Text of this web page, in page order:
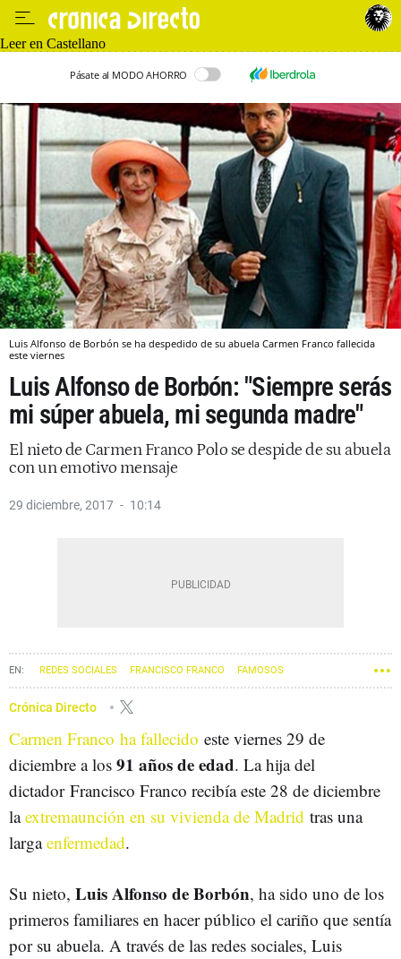
Leer en Castellano
Pásate al MODO AHORRO
Luis Alfonso de Borbón se ha despedido de su abuela Carmen Franco fallecida
este viernes
Luis Alfonso de Borbón: "Siempre serás
mi súper abuela, mi segunda madre"
El nieto de Carmen Franco Polo se despide de su abuela
con un emotivo mensaje
29 diciembre, 2017 10:14
REDES SOCIALES FRANCISCO FRANCO FAMOSOS
Crónica Directo
Carmen Franco ha fallecido este viernes 29 de
diciembre a los 91 años de edad. La hija del
dictador Francisco Franco recibía este 28 de diciembre
laextremaunción en su vivienda de Madrid tras una
largaenfermedad.
Su nieto, Luis Alfonso de Borbón, ha sido uno de los
primeros familiares en hacer público el cariño que sentía
por su abuela. A través de las redes sociales, Luis